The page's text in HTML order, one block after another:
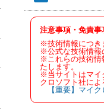
注意事項・免責事
※技術情報につき
※公式な技術情報
※これらの技術情
たします。
※当サイトはマイ
クロソフト社によ
【重要】マイ